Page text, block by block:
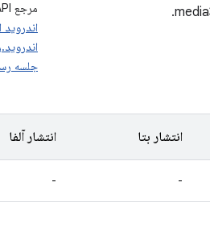
مرجع API
جلسه
انتشار بتا انتشار آلفا
-
-